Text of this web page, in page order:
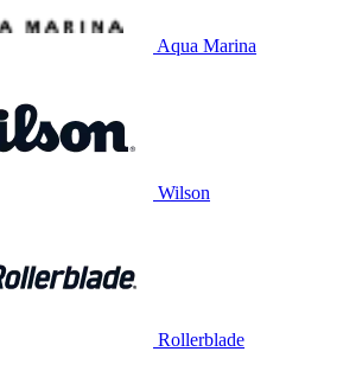
Aqua Marina
Wilson
Rollerblade